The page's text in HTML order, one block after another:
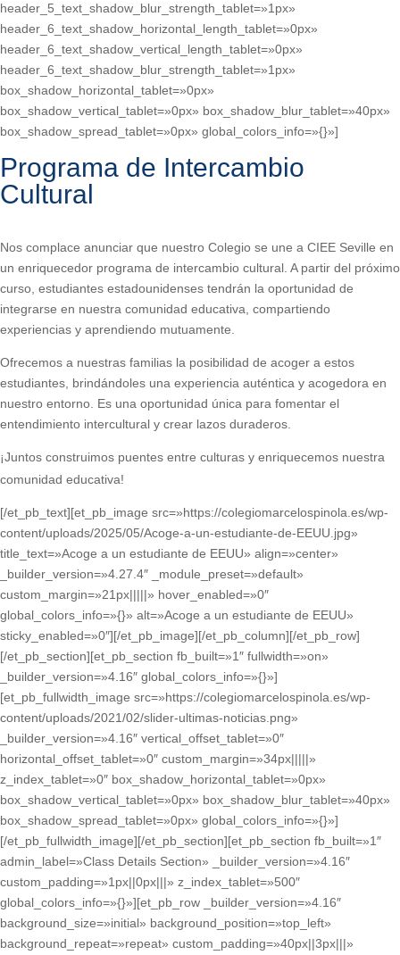
header_5_text_shadow_blur_strength_tablet=»1px»
header_6_text_shadow_horizontal_length_tablet=»0px»
header_6_text_shadow_vertical_length_tablet=»0px»
header_6_text_shadow_blur_strength_tablet=»1px»
box_shadow_horizontal_tablet=»0px»
box_shadow_vertical_tablet=»0px» box_shadow_blur_tablet=»40px»
box_shadow_spread_tablet=»0px» global_colors_info=»{}»]
Programa de Intercambio
Cultural
Nos complace anunciar que nuestro Colegio se une a CIEE Seville en
un enriquecedor programa de intercambio cultural. A partir del próximo
curso, estudiantes estadounidenses tendrán la oportunidad de
integrarse en nuestra comunidad educativa, compartiendo
experiencias y aprendiendo mutuamente.
Ofrecemos a nuestras familias la posibilidad de acoger a estos
estudiantes, brindándoles una experiencia auténtica y acogedora en
nuestro entorno. Es una oportunidad única para fomentar el
entendimiento intercultural y crear lazos duraderos.
¡Juntos construimos puentes entre culturas y enriquecemos nuestra
comunidad educativa!
[/et_pb_text][et_pb_image src=»https://colegiomarcelospinola.es/wp-
content/uploads/2025/05/Acoge-a-un-estudiante-de-EEUU.jpg»
title_text=»Acoge a un estudiante de EEUU» align=»center»
_builder_version=»4.27.4″ _module_preset=»default»
custom_margin=»21px|||||» hover_enabled=»0″
global_colors_info=»{}» alt=»Acoge a un estudiante de EEUU»
sticky_enabled=»0″][/et_pb_image][/et_pb_column][/et_pb_row]
[/et_pb_section][et_pb_section fb_built=»1″ fullwidth=»on»
_builder_version=»4.16″ global_colors_info=»{}»]
[et_pb_fullwidth_image src=»https://colegiomarcelospinola.es/wp-
content/uploads/2021/02/slider-ultimas-noticias.png»
_builder_version=»4.16″ vertical_offset_tablet=»0″
horizontal_offset_tablet=»0″ custom_margin=»34px|||||»
z_index_tablet=»0″ box_shadow_horizontal_tablet=»0px»
box_shadow_vertical_tablet=»0px» box_shadow_blur_tablet=»40px»
box_shadow_spread_tablet=»0px» global_colors_info=»{}»]
[/et_pb_fullwidth_image][/et_pb_section][et_pb_section fb_built=»1″
admin_label=»Class Details Section» _builder_version=»4.16″
custom_padding=»1px||0px|||» z_index_tablet=»500″
global_colors_info=»{}»][et_pb_row _builder_version=»4.16″
background_size=»initial» background_position=»top_left»
background_repeat=»repeat» custom_padding=»40px||3px|||»